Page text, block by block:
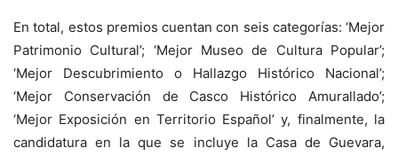
En total, estos premios cuentan con seis categorías: ‘Mejor
Patrimonio Cultural’; ‘Mejor Museo de Cultura Popular’;
‘Mejor Descubrimiento o Hallazgo Histórico Nacional’;
‘Mejor Conservación de Casco Histórico Amurallado’;
‘Mejor Exposición en Territorio Español’ y, finalmente, la
candidatura en la que se incluye la Casa de Guevara,